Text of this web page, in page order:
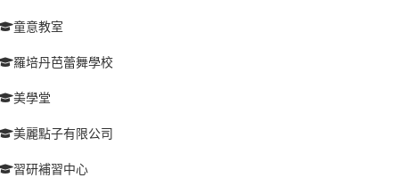
童意教室
羅培丹芭蕾舞學校
美學堂
美麗點子有限公司
習研補習中心